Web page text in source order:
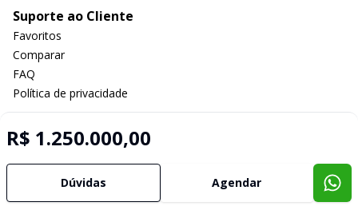
R$ 1.250.000,00
Dúvidas Agendar
Suporte ao Cliente
Favoritos
Comparar
FAQ
Política de privacidade
Selo de Tecnologia Loft